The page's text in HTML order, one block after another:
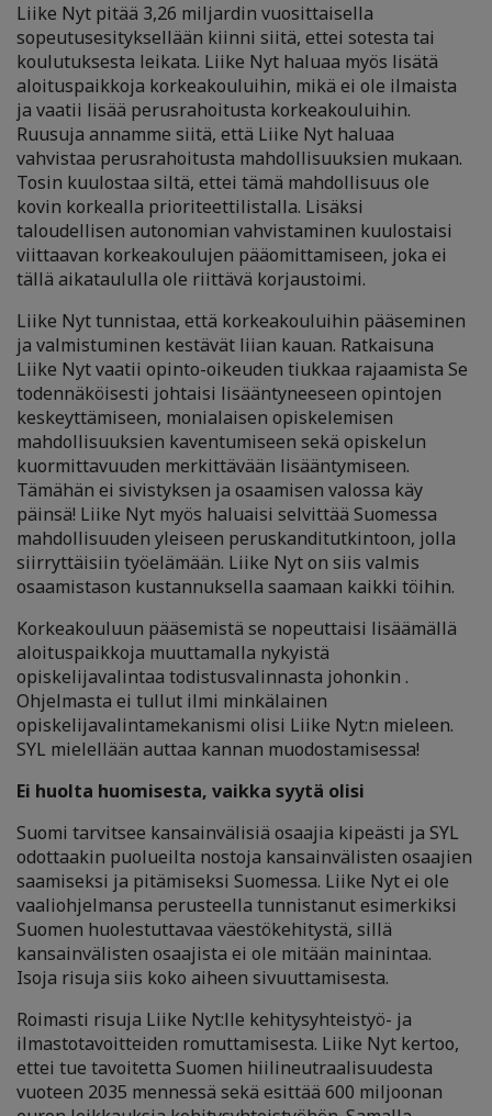
Liike Nyt pitää 3,26 miljardin vuosittaisella
sopeutusesityksellään kiinni siitä, ettei sotesta tai
koulutuksesta leikata. Liike Nyt haluaa myös lisätä
aloituspaikkoja korkeakouluihin, mikä ei ole ilmaista
ja vaatii lisää perusrahoitusta korkeakouluihin.
Ruusuja annamme siitä, että Liike Nyt haluaa
vahvistaa perusrahoitusta mahdollisuuksien mukaan.
Tosin kuulostaa siltä, ettei tämä mahdollisuus ole
kovin korkealla prioriteettilistalla. Lisäksi
taloudellisen autonomian vahvistaminen kuulostaisi
viittaavan korkeakoulujen pääomittamiseen, joka ei
tällä aikataululla ole riittävä korjaustoimi.
Liike Nyt tunnistaa, että korkeakouluihin pääseminen
ja valmistuminen kestävät liian kauan. Ratkaisuna
Liike Nyt vaatii opinto-oikeuden tiukkaa rajaamista Se
todennäköisesti johtaisi lisääntyneeseen opintojen
keskeyttämiseen, monialaisen opiskelemisen
mahdollisuuksien kaventumiseen sekä opiskelun
kuormittavuuden merkittävään lisääntymiseen.
Tämähän ei sivistyksen ja osaamisen valossa käy
päinsä! Liike Nyt myös haluaisi selvittää Suomessa
mahdollisuuden yleiseen peruskanditutkintoon, jolla
siirryttäisiin työelämään. Liike Nyt on siis valmis
osaamistason kustannuksella saamaan kaikki töihin.
Korkeakouluun pääsemistä se nopeuttaisi lisäämällä
aloituspaikkoja muuttamalla nykyistä
opiskelijavalintaa todistusvalinnasta johonkin .
Ohjelmasta ei tullut ilmi minkälainen
opiskelijavalintamekanismi olisi Liike Nyt:n mieleen.
SYL mielellään auttaa kannan muodostamisessa!
Ei huolta huomisesta, vaikka syytä olisi
Suomi tarvitsee kansainvälisiä osaajia kipeästi ja SYL
odottaakin puolueilta nostoja kansainvälisten osaajien
saamiseksi ja pitämiseksi Suomessa. Liike Nyt ei ole
vaaliohjelmansa perusteella tunnistanut esimerkiksi
Suomen huolestuttavaa väestökehitystä, sillä
kansainvälisten osaajista ei ole mitään mainintaa.
Isoja risuja siis koko aiheen sivuuttamisesta.
Roimasti risuja Liike Nyt:lle kehitysyhteistyö- ja
ilmastotavoitteiden romuttamisesta. Liike Nyt kertoo,
ettei tue tavoitetta Suomen hiilineutraalisuudesta
vuoteen 2035 mennessä sekä esittää 600 miljoonan